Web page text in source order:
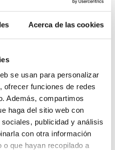
Acerca de las cookies
se usan para personalizar
ofrecer funciones de redes
Además, compartimos
haga del sitio web con
publicidad y análisis
con otra información
o que hayan recopilado a
integral El Centro
ciudad de Zaragoza,
de Delicias y el